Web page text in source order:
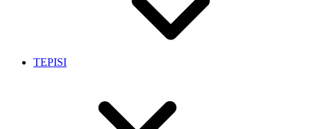
TEPISI